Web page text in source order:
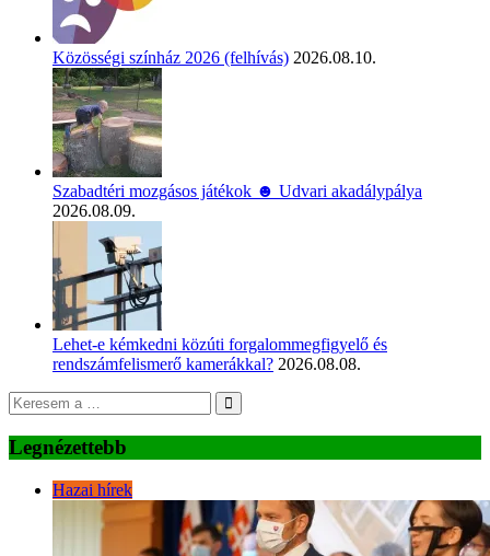
Közösségi színház 2026 (felhívás) 2026.08.10.
Szabadtéri mozgásos játékok ☻ Udvari akadálypálya
2026.08.09.
Lehet-e kémkedni közúti forgalommegfigyelő és
rendszámfelismerő kamerákkal? 2026.08.08.
Legnézettebb
Hazai hírek